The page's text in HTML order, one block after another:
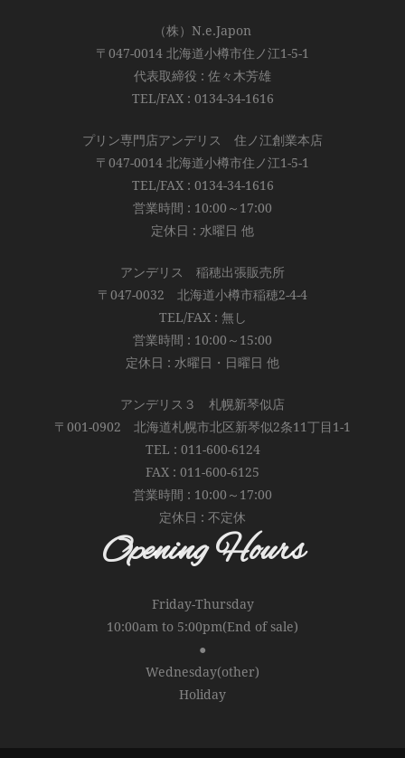
（株）N.e.Japon
〒047-0014 北海道小樽市住ノ江1-5-1
代表取締役 : 佐々木芳雄
TEL/FAX : 0134-34-1616
プリン専門店アンデリス 住ノ江創業本店
〒047-0014 北海道小樽市住ノ江1-5-1
TEL/FAX : 0134-34-1616
営業時間 : 10:00～17:00
定休日 : 水曜日 他
アンデリス 稲穂出張販売所
〒047-0032 北海道小樽市稲穂2-4-4
TEL/FAX : 無し
営業時間 : 10:00～15:00
定休日 : 水曜日・日曜日 他
アンデリス３ 札幌新琴似店
〒001-0902 北海道札幌市北区新琴似2条11丁目1-1
TEL : 011-600-6124
FAX : 011-600-6125
営業時間 : 10:00～17:00
定休日 : 不定休
Opening Hours
Friday-Thursday
10:00am to 5:00pm(End of sale)
●
Wednesday(other)
Holiday